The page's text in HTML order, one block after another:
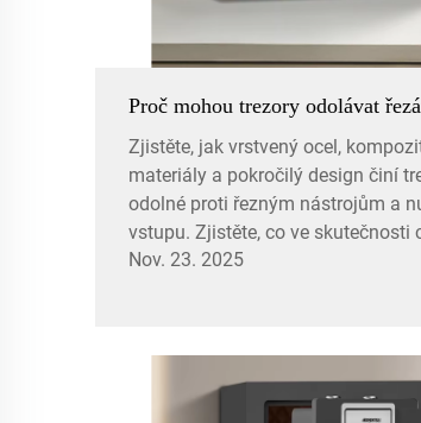
Proč mohou trezory odolávat
Zjistěte, jak vrstvený ocel,
materiály a pokročilý design činí
odolné proti řezným nástrojům a
vstupu. Zjistěte, co ve skutečnosti
cennosti.
Nov. 23. 2025